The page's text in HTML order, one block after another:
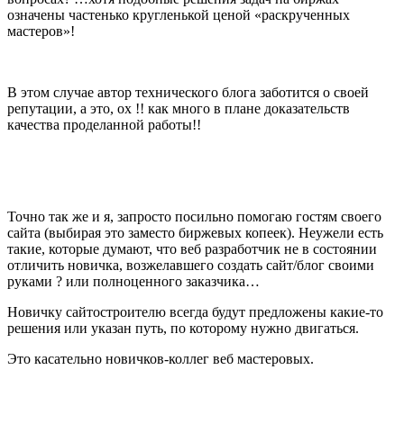
означены частенько кругленькой ценой «раскрученных
мастеров»!
В этом случае автор технического блога заботится о своей
репутации, а это, ох !! как много в плане доказательств
качества проделанной работы!!
Точно так же и я, запросто посильно помогаю гостям своего
сайта (выбирая это заместо биржевых копеек). Неужели есть
такие, которые думают, что веб разработчик не в состоянии
отличить новичка, возжелавшего создать сайт/блог своими
руками ? или полноценного заказчика…
Новичку сайтостроителю всегда будут предложены какие-то
решения или указан путь, по которому нужно двигаться.
Это касательно новичков-коллег веб мастеровых.